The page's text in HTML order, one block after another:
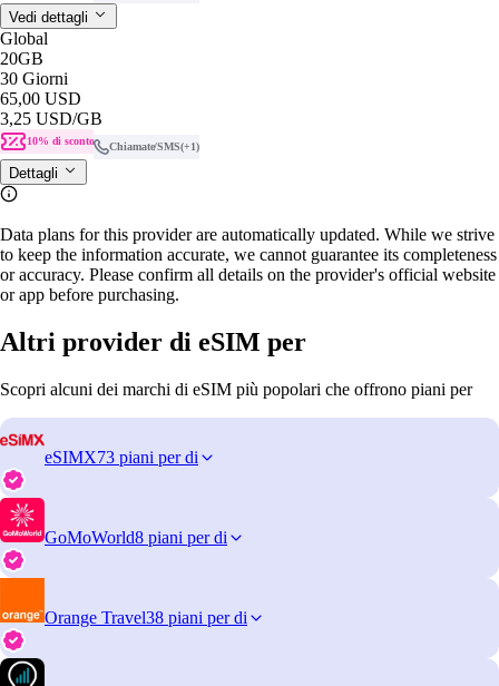
Vedi dettagli
Global
20GB
30 Giorni
65,00 USD
3,25 USD/GB
10% di sconto Chiamate/SMS(+1)
Dettagli
Data plans for this provider are automatically updated. While we strive
to keep the information accurate, we cannot guarantee its completeness
or accuracy. Please confirm all details on the provider's official website
or app before purchasing.
Altri provider di eSIM per
Scopri alcuni dei marchi di eSIM più popolari che offrono piani per
eSIMX73 piani per di
GoMoWorld8 piani per di
Orange Travel38 piani per di